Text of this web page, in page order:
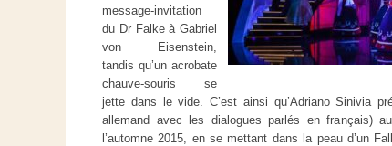
message-invitation
du Dr Falke à Gabriel
von Eisenstein,
tandis qu’un acrobate
chauve-souris se
jette dans le vide. C’est ainsi qu’Adriano Sinivia
allemand avec les dialogues parlés en français)
l’automne 2015, en se mettant dans la peau d’un